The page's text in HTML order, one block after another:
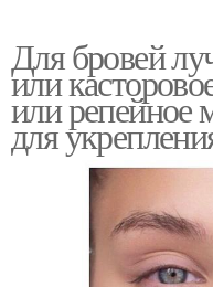
Для бровей
или
или репейное
для